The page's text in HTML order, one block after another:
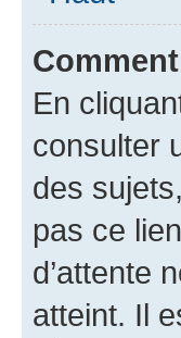
En
consulter
des
pas ce
d’attente
atteint. Il